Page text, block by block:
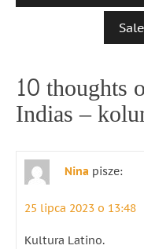
10 thoughts
Indias –
Nina pisze:
25 lipca 2023 o 13:48
Kultura Latino.